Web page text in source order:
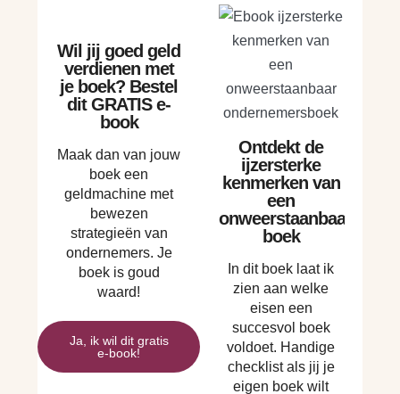
Wil jij goed geld
verdienen met
je boek? Bestel
dit GRATIS e-
book
Maak dan van jouw
boek een
geldmachine met
bewezen
strategieën van
ondernemers. Je
boek is goud
waard!
Ja, ik wil dit gratis
e-book!
Ontdekt de
ijzersterke
kenmerken van
een
onweerstaanbaar
boek
In dit boek laat ik
zien aan welke
eisen een
succesvol boek
voldoet. Handige
checklist als jij je
eigen boek wilt